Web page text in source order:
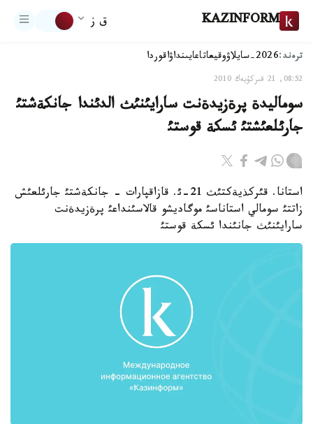
KAZINFORM ق ز
ترەند:2026-سايلاۋ وقيعاتاعايىنداۋاقوردا
08:52, 21 قىركۇيەك 2010
سوماليدة پرةزيدةنت سارايئنئث الدئندا جانكةشتئ
جارئلعئشتئ ئسكة قوستئ
استانا. قئركذيةكتئث 21-ئ. قازاقپارات - جانكةشتئ جارئلعئش
زاتتئ سومالي استاناسئ موگاديشو قالاسئنداعئ پرةزيدةنت
سارايئنئث جانئندا ئسكة قوستئ